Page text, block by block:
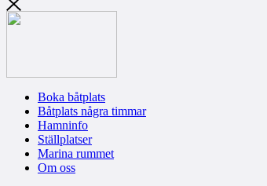
Boka båtplats
Båtplats några timmar
Hamninfo
Ställplatser
Marina rummet
Om oss